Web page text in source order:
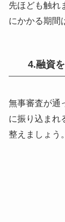
先ほども触れ
にかかる期間
4.融資
無事審査が通
に振り込まれ
整えましょう。